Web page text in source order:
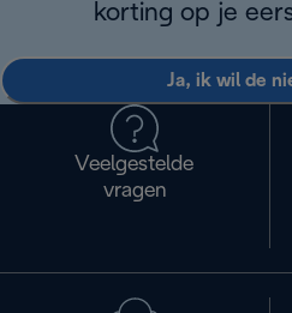
korting op je
Ja, ik wil de
Veelgestelde
vragen